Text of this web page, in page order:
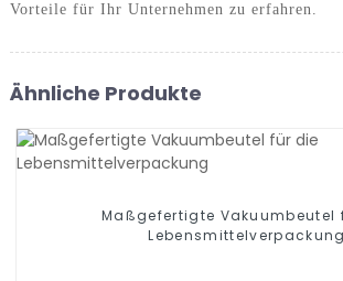
Vorteile für Ihr Unternehmen zu erfahren.
Ähnliche Produkte
Maßgefertigte Vakuumbeutel
Lebensmittelverpackung